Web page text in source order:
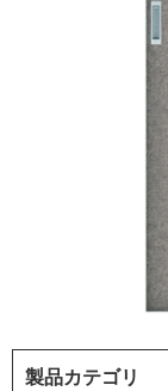
製品カテゴリ